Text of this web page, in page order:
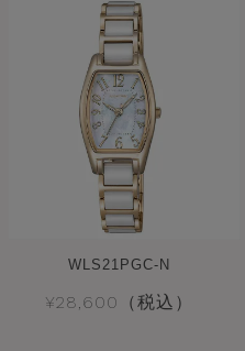
WLS21PGC-N
¥28,600（税込）